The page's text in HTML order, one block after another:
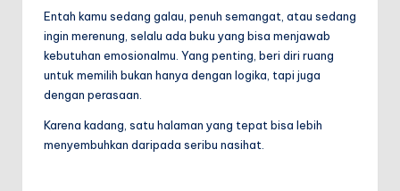
Entah kamu sedang galau, penuh semangat, atau sedang
ingin merenung, selalu ada buku yang bisa menjawab
kebutuhan emosionalmu. Yang penting, beri diri ruang
untuk memilih bukan hanya dengan logika, tapi juga
dengan perasaan.
Karena kadang, satu halaman yang tepat bisa lebih
menyembuhkan daripada seribu nasihat.